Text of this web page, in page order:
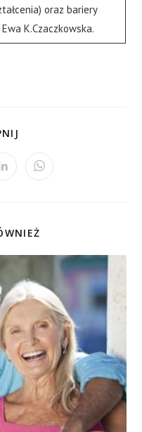
oraz bariery
K.Czaczkowska.